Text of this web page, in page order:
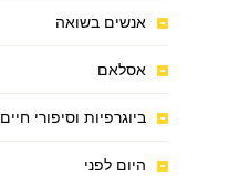
אנשים בשואה
אסלאם
ביוגרפיות וסיפורי חיים
היום לפני